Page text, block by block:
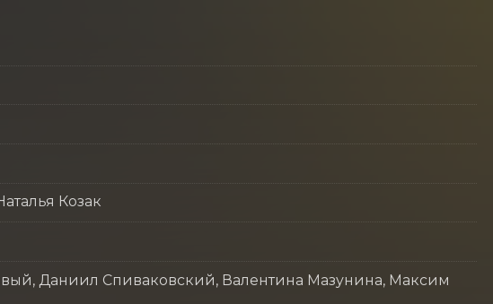
Козак
Даниил Спиваковский, Валентина Мазунина, Максим